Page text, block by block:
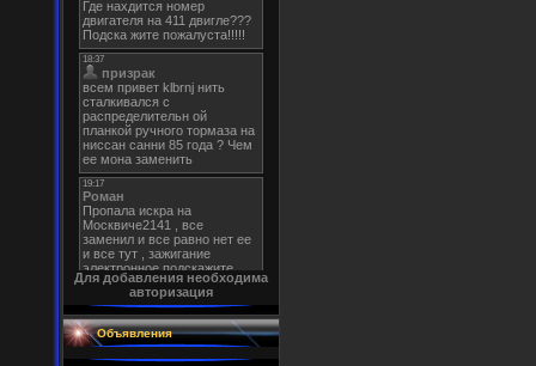
Для добавления необходима
авторизация
Объявления